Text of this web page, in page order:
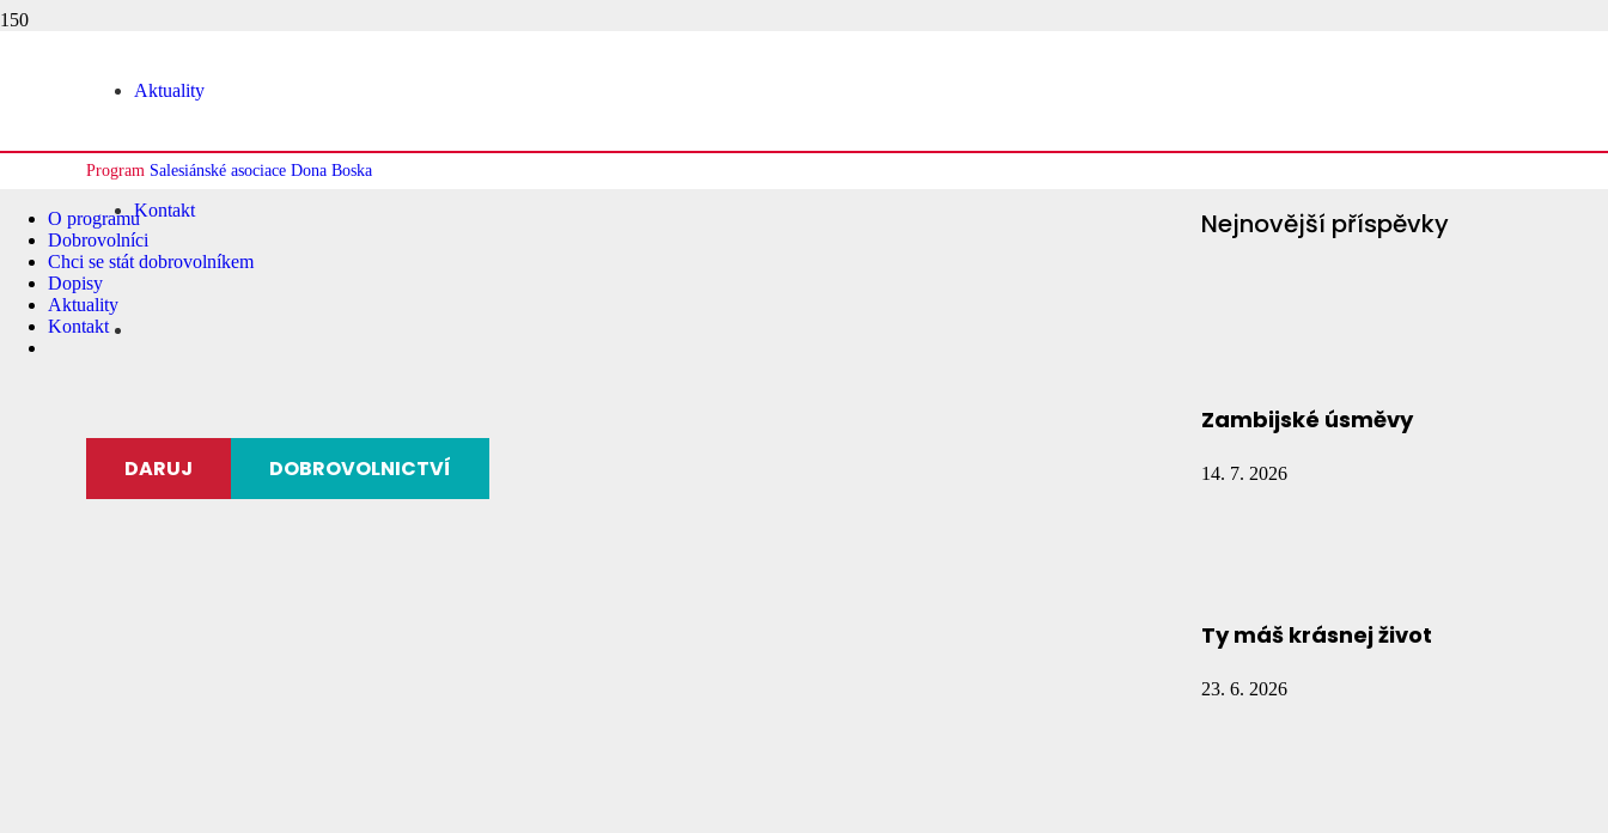
Aktuality
Kontakt
DARUJ DOBROVOLNICTVÍ
Program Salesiánské asociace Dona Boska
O programu
Dobrovolníci
Chci se stát dobrovolníkem
Dopisy
Aktuality
Kontakt
Nejnovější příspěvky
Zambijské úsměvy
14. 7. 2026
Ty máš krásnej život
23. 6. 2026